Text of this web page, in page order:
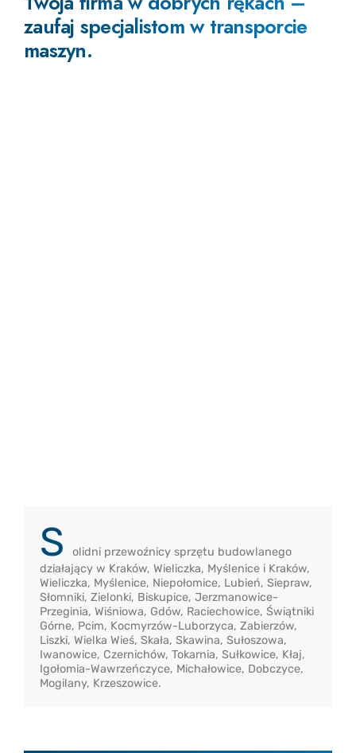
zaufaj specjalistom w transporcie
maszyn.
S
olidni przewoźnicy sprzętu budowlanego
działający w Kraków, Wieliczka, Myślenice i Kraków,
Wieliczka, Myślenice, Niepołomice, Lubień, Siepraw,
Słomniki, Zielonki, Biskupice, Jerzmanowice-
Przeginia, Wiśniowa, Gdów, Raciechowice, Świątniki
Górne, Pcim, Kocmyrzów-Luborzyca, Zabierzów,
Liszki, Wielka Wieś, Skała, Skawina, Sułoszowa,
Iwanowice, Czernichów, Tokarnia, Sułkowice, Kłaj,
Igołomia-Wawrzeńczyce, Michałowice, Dobczyce,
Mogilany, Krzeszowice.